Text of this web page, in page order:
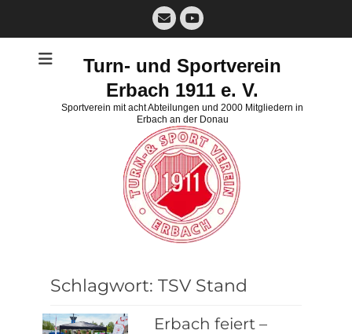
E-
MailYouTube
Turn- und Sportverein
Erbach 1911 e. V.
Sportverein mit acht Abteilungen und 2000 Mitgliedern in
Erbach an der Donau
Schlagwort: TSV Stand
Erbach feiert –